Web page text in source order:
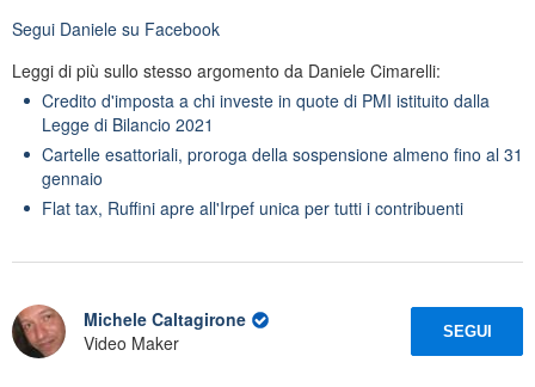
Segui Daniele su Facebook
Leggi di più sullo stesso argomento da Daniele Cimarelli:
Credito d'imposta a chi investe in quote di PMI istituito dalla
Legge di Bilancio 2021
Cartelle esattoriali, proroga della sospensione almeno fino al 31
gennaio
Flat tax, Ruffini apre all'Irpef unica per tutti i contribuenti
Michele Caltagirone
Video Maker
SEGUI